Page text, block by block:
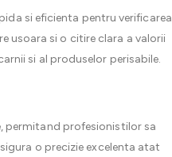
si eficienta pentru verificarea
usoara si o citire clara a valorii
si al produselor perisabile.
permitand profesionistilor sa
o precizie excelenta atat